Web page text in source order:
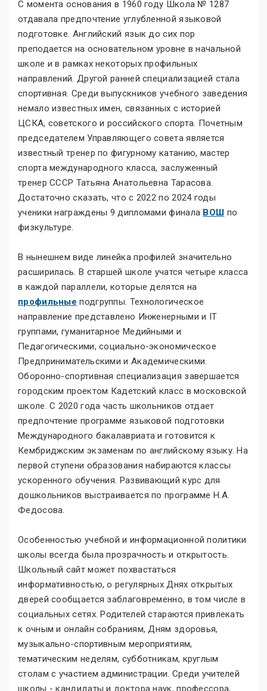
С момента основания в 1960 году Школа № 1287
отдавала предпочтение углубленной языковой
подготовке. Английский язык до сих пор
преподается на основательном уровне в начальной
школе и в рамках некоторых профильных
направлений. Другой ранней специализацией стала
спортивная. Среди выпускников учебного заведения
немало известных имен, связанных с историей
ЦСКА, советского и российского спорта. Почетным
председателем Управляющего совета является
известный тренер по фигурному катанию, мастер
спорта международного класса, заслуженный
тренер СССР Татьяна Анатольевна Тарасова.
Достаточно сказать, что с 2022 по 2024 годы
ученики награждены 9 дипломами финала ВОШ по
физкультуре.
В нынешнем виде линейка профилей значительно
расширилась. В старшей школе учатся четыре класса
в каждой параллели, которые делятся на
профильные подгруппы. Технологическое
направление представлено Инженерными и IT
группами, гуманитарное Медийными и
Педагогическими, социально-экономическое
Предпринимательскими и Академическими.
Оборонно-спортивная специализация завершается
городским проектом Кадетский класс в московской
школе. С 2020 года часть школьников отдает
предпочтение программе языковой подготовки
Международного бакалавриата и готовится к
Кембриджским экзаменам по английскому языку. На
первой ступени образования набираются классы
ускоренного обучения. Развивающий курс для
дошкольников выстраивается по программе Н.А.
Федосова.
Особенностью учебной и информационной политики
школы всегда была прозрачность и открытость.
Школьный сайт может похвастаться
информативностью, о регулярных Днях открытых
дверей сообщается заблаговременно, в том числе в
социальных сетях. Родителей стараются привлекать
к очным и онлайн собраниям, Дням здоровья,
музыкально-спортивным мероприятиям,
тематическим неделям, субботникам, круглым
столам с участием администрации. Среди учителей
школы - кандидаты и доктора наук, профессора,